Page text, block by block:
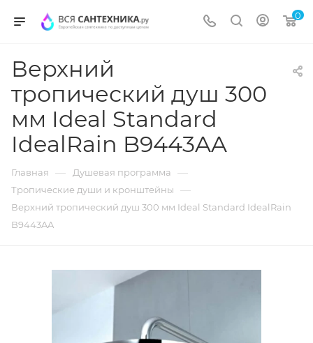
0
Верхний
тропический душ 300
мм Ideal Standard
IdealRain B9443AA
Главная — Душевая программа —
Тропические души и кронштейны —
Верхний тропический душ 300 мм Ideal Standard IdealRain
B9443AA